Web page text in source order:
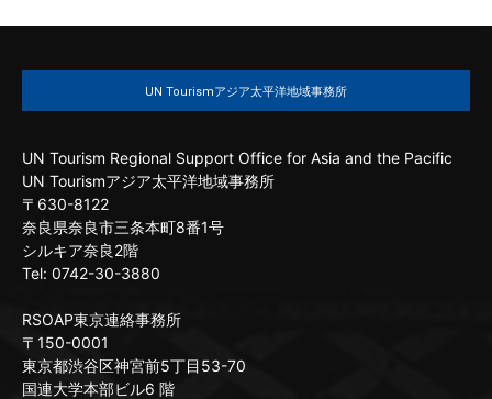
UN Tourismアジア太平洋地域事務所
UN Tourism Regional Support Office for Asia and the Pacific
UN Tourismアジア太平洋地域事務所
〒630-8122
奈良県奈良市三条本町8番1号
シルキア奈良2階
Tel: 0742-30-3880
RSOAP東京連絡事務所
〒150-0001
東京都渋谷区神宮前5丁目53-70
国連大学本部ビル6 階